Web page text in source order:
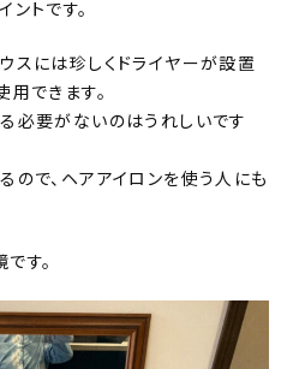
トです。
スには珍しくドライヤーが設置
用できます。
必要がないのはうれしいです
ので、ヘアアイロンを使う人にも
す。